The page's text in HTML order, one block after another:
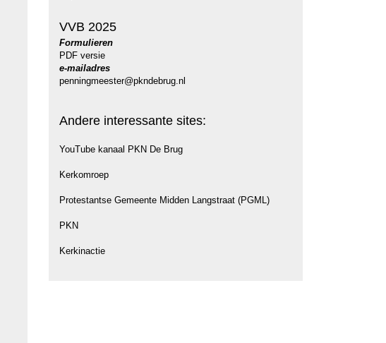
VVB 2025
Formulieren
PDF versie
e-mailadres
penningmeester@pkndebrug.nl
Andere interessante sites:
YouTube kanaal PKN De Brug
Kerkomroep
Protestantse Gemeente Midden Langstraat (PGML)
PKN
Kerkinactie